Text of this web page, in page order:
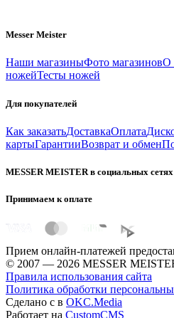
Messer Meister
Наши магазиныФото магазиновО
ножейТесты ножей
Для покупателей
Как заказатьДоставкаОплата
картыГарантииВозврат и обмен
MESSER MEISTER в социальных сетях
Принимаем к оплате
Прием онлайн-платежей
© 2007 — 2026 MESSER
Правила использования сайта
Политика обработки
Сделано с в OKC.Media
Работает на CustomCMS